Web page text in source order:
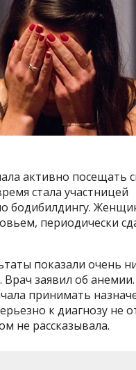
активно посещать
стала участницей
бодибилдингу.
периодически
показали очень
Врач заявил об анемии.
принимать
к диагнозу не
не рассказывала.